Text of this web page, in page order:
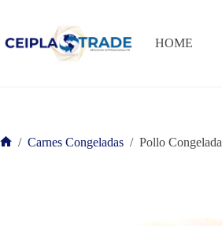
HOME
/ Carnes Congeladas / Pollo Congelada